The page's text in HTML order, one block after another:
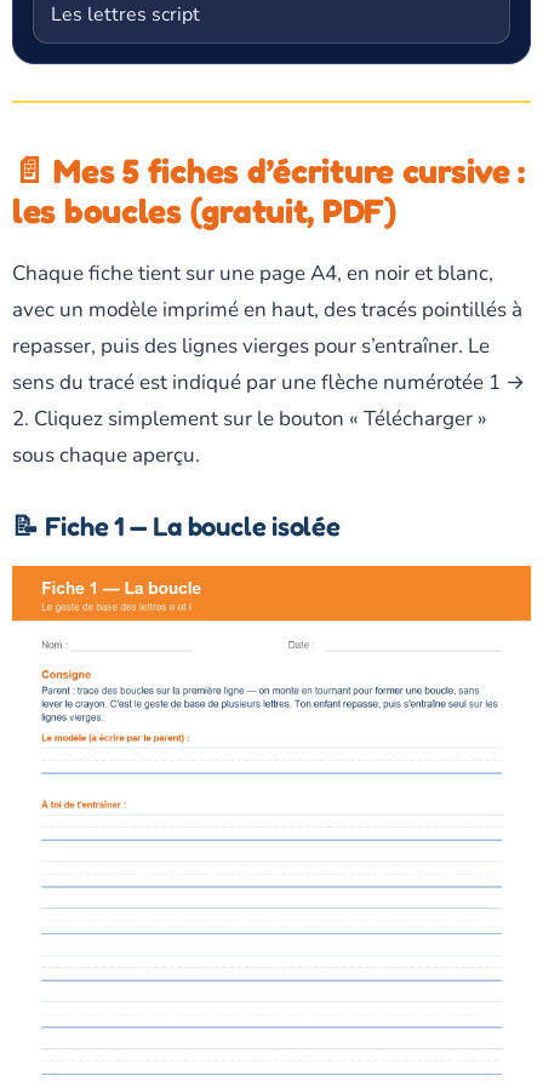
Les lettres script
📄 Mes 5 fiches d’écriture cursive :
les boucles (gratuit, PDF)
Chaque fiche tient sur une page A4, en noir et blanc,
avec un modèle imprimé en haut, des tracés pointillés à
repasser, puis des lignes vierges pour s’entraîner. Le
sens du tracé est indiqué par une flèche numérotée 1 →
2. Cliquez simplement sur le bouton « Télécharger »
sous chaque aperçu.
📝 Fiche 1 — La boucle isolée